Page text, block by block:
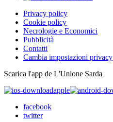
Privacy policy
Cookie policy
Necrologie e Economici
Pubblicità
Contatti
Cambia impostazioni privacy
Scarica l'app de L'Unione Sarda
apple
facebook
twitter